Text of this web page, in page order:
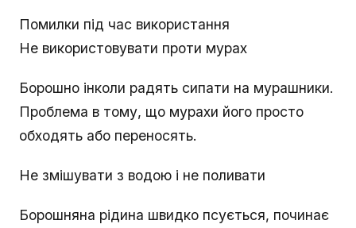
Помилки під час використання
Не використовувати проти мурах
Борошно інколи радять сипати на мурашники.
Проблема в тому, що мурахи його просто
обходять або переносять.
Не змішувати з водою і не поливати
Борошняна рідина швидко псується, починає